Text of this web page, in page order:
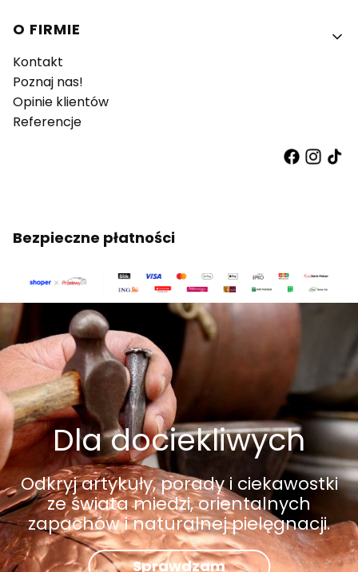
O FIRMIE
Kontakt
Poznaj nas!
Opinie klientów
Referencje
Bezpieczne płatności
Dla dociekliwych
Odkryj artykuły, porady i ciekawostki
ze świata miedzi, orientalnych
zapachów i naturalnej pielęgnacji.
Sprawdzam